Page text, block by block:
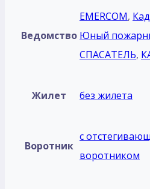
Ведомство
EMERCOM,
Юный
СПАСАТЕЛЬ,
Жилет без жилета
Воротник
с
воротником